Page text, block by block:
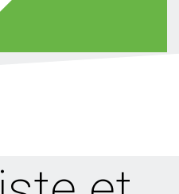
Spécial début de
locales
Spécial début de
mandat : L'essentiel